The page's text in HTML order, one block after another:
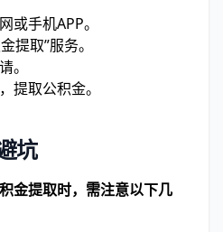
或手机APP。
提取”服务。
。
提取公积金。
坑
金提取时，需注意以下几